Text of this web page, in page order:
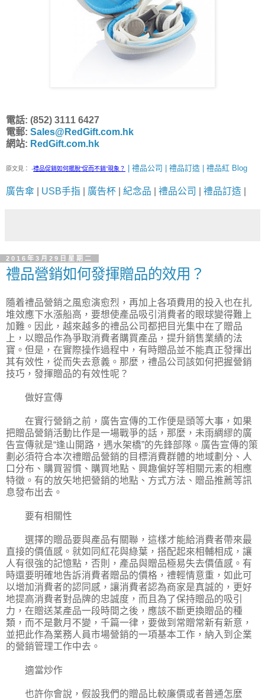
電話: (852) 3111 6427
電郵: Sales@RedGift.com.hk
網站: RedGift.com.hk
原文見： -禮品促銷如何擺脫“促而不銷”現象？ | 禮品公司 | 禮品訂造 | 禮品紅 Blog
廣告傘 USB手指 廣告杯 紀念品 禮品公司 禮品訂造
2016年3月29日星期二
禮品營銷如何發揮贈品的效用？
隨着禮品營銷之風愈演愈烈，再加上各項費用的投入也在扎
堆效應下水漲船高，要想使產品吸引消費者的眼球變得難上
加難。因此，越來越多的禮品公司都把目光集中在了贈品
上，以贈品作為爭取消費者購買產品，提升銷售業績的法
寶。但是，在實際操作過程中，有時贈品並不能真正發揮出
其有效性，從而失去意義。那麼，禮品公司該如何把握營銷
技巧，發揮贈品的有效性呢？
做好宣傳
在實行營銷之前，廣告宣傳的工作便是頭等大事，如果
把贈品營銷活動比作是一場戰爭的話，那麼，未雨綢繆的廣
告宣傳就是“逢山開路，遇水架橋”的先鋒部隊。廣告宣傳的策
劃必須符合本次禮贈品營銷的目標消費群體的地域劃分、人
口分布、購買習慣、購買地點、興趣偏好等相關元素的相應
特徵。有的放矢地把營銷的地點、方式方法、贈品推薦等訊
息發布出去。
要有相關性
選擇的贈品要與產品有關聯，這樣才能給消費者帶來最
直接的價值感。就如同紅花與綠葉，搭配起來相輔相成，讓
人有很強的記憶點，否則，產品與贈品極易失去價值感。有
時還要明確地告訴消費者贈品的價格，禮輕情意重，如此可
以增加消費者的認同感，讓消費者認為商家是真誠的，更好
地提高消費者對品牌的忠誠度，而且為了保持贈品的吸引
力，在贈送某產品一段時間之後，應該不斷更換贈品的種
類，而不是數月不變，千篇一律，要做到常贈常新有新意，
並把此作為業務人員市場營銷的一項基本工作，納入到企業
的營銷管理工作中去。
適當炒作
也許你會說，假設我們的贈品比較廉價或者普通怎麼